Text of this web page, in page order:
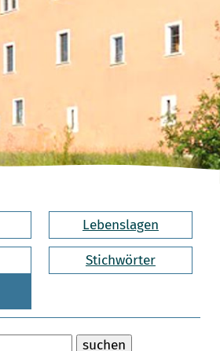
Lebenslagen
Stichwörter